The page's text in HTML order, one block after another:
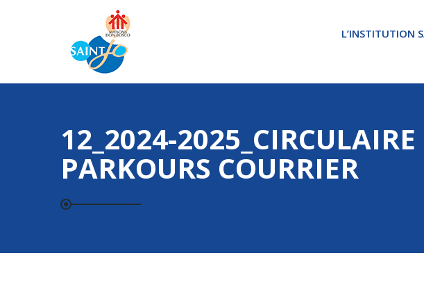
L’INSTITUTION
12_2024-2025_CIRCULAIRE
PARKOURS COURRIER